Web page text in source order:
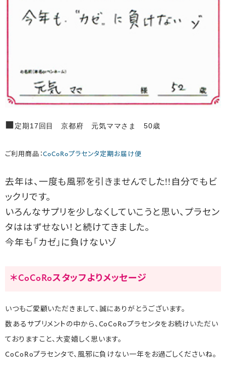
■定期17回目 京都府 元気ママさま 50歳
ご利用商品：CoCoRoプラセンタ定期お届け便
去年は、一度も風邪を引きませんでした!!自分でもビ
ックリです。
いろんなサプリを少しなくしていこうと思い、プラセン
タははずせない！と続けてきました。
今年も「カゼ」に負けないゾ
＊CoCoRoスタッフよりメッセージ
いつもご愛顧いただきまして、誠にありがとうございます。
数あるサプリメントの中から、CoCoRoプラセンタをお続けいただい
ておりますこと、大変嬉しく思います。
CoCoRoプラセンタで、風邪に負けない一年をお過ごしくださいね。